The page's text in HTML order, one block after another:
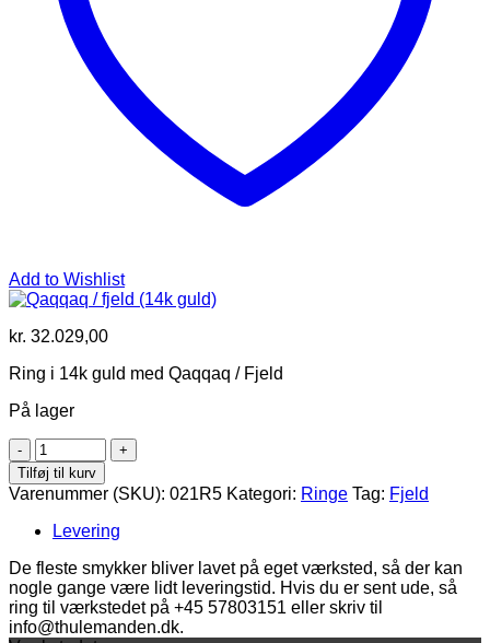
Add to Wishlist
kr. 32.029,00
Ring i 14k guld med Qaqqaq / Fjeld
På lager
Qaqqaq
/
fjeld
(14k
guld)
antal
Tilføj til kurv
Varenummer (SKU): 021R5 Kategori: Ringe Tag: Fjeld
Levering
De fleste smykker bliver lavet på eget værksted, så der kan
nogle gange være lidt leveringstid. Hvis du er sent ude, så
ring til værkstedet på +45 57803151 eller skriv til
info@thulemanden.dk.